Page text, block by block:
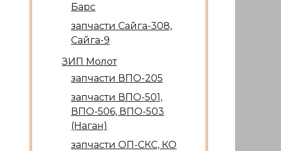
Барс
запчасти Сайга-308,
Сайга-9
ЗИП Молот
запчасти ВПО-205
запчасти ВПО-501,
ВПО-506, ВПО-503
(Наган)
запчасти ОП-СКС, КО